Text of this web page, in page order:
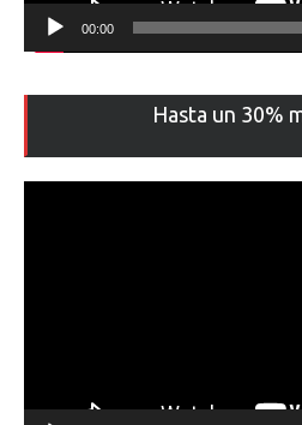
00:00
Hasta un 30%